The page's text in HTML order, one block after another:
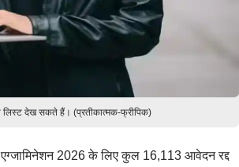
देख सकते हैं। (प्रतीकात्मक-फ्रीपिक)
2026 के लिए कुल 16,113 आवेदन रद्द